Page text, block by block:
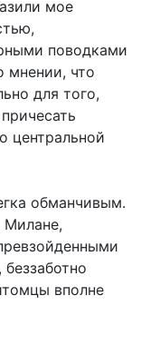
мое
поводками
мнении, что
для того,
центральной
обманчивым.
Милане,
вполне